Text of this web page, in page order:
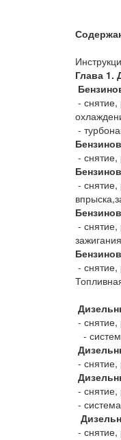
Глава 1.
-
-
-
-
-
- снятие,
-
-
-
-
-
-